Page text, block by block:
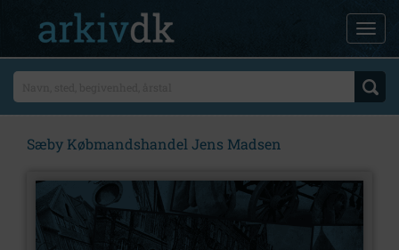
Sæby Købmandshandel Jens Madsen